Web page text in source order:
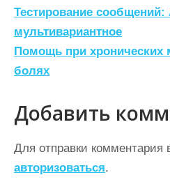
Н
а
в
и
г
а
ц
и
Тестирование сообщений:
мультивариантное
Помощь при хронических
болях
Добавить
Для отправки комментария
авторизоваться.